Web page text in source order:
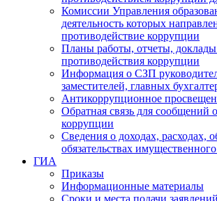
Комиссии Управления
деятельность которых
противодействие коррупции
Планы работы, отчеты,
противодействия коррупции
Информация о СЗП
заместителей, главных
Антикоррупционное
Обратная связь для сообщений
коррупции
Сведения о доходах, расходах,
обязательствах
ГИА
Приказы
Информационные материалы